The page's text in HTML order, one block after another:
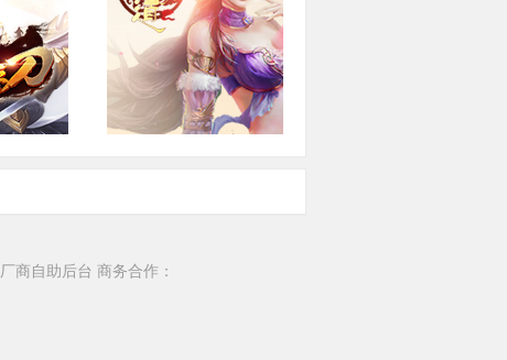
厂商自助后台 商务合作：